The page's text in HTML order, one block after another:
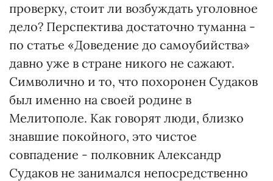
проверку, стоит ли возбуждать уголовное
дело? Перспектива достаточно туманна -
по статье «Доведение до самоубийства»
давно уже в стране никого не сажают.
Символично и то, что похоронен Судаков
был именно на своей родине в
Мелитополе. Как говорят люди, близко
знавшие покойного, это чистое
совпадение - полковник Александр
Судаков не занимался непосредственно